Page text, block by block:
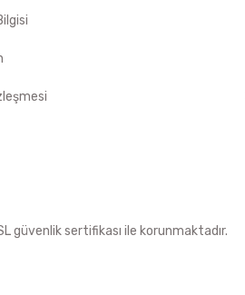
güvenlik sertifikası ile korunmaktadır.